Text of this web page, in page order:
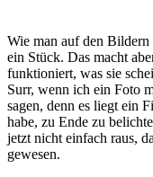
Wie man auf den
ein Stück. Das macht
funktioniert, was sie
Surr, wenn ich ein Foto
sagen, denn es liegt ein
habe, zu Ende zu
jetzt nicht einfach raus,
gewesen.